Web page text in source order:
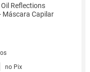
Reflections
Máscara Capilar
no Pix